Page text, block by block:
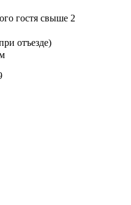
гостя свыше 2
отъезде)